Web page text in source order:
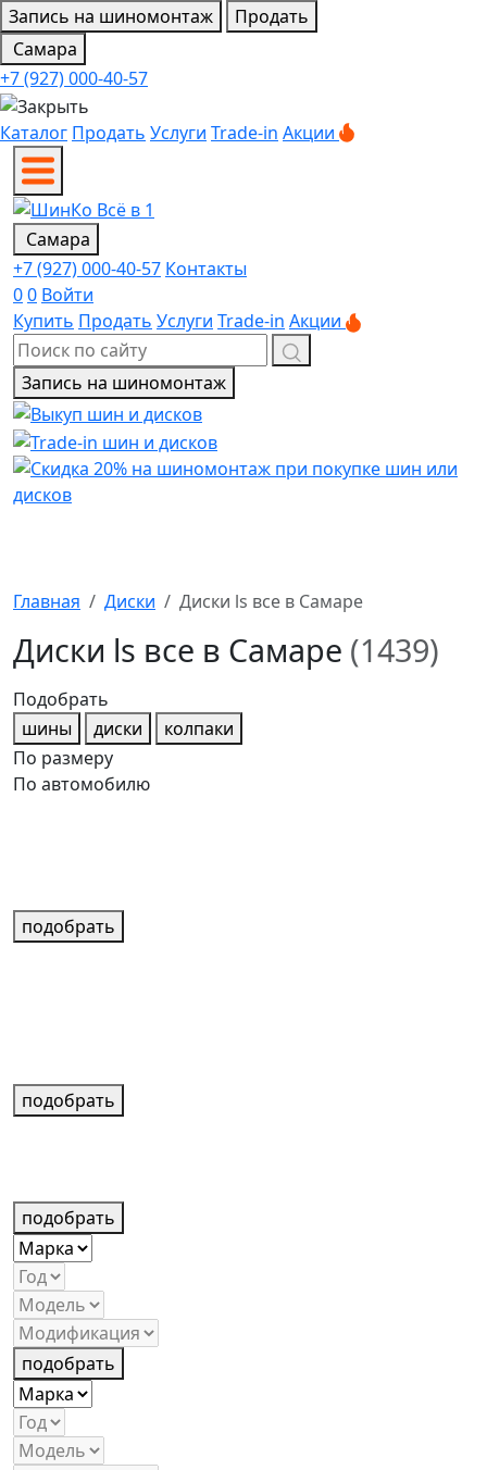
Запись на шиномонтаж
Продать
Самара
+7 (927) 000-40-57
Каталог Продать Услуги Trade-in Акции
Самара
+7 (927) 000-40-57 Контакты
00 Войти
Купить Продать Услуги Trade-in Акции
Запись на шиномонтаж
Главная Диски Диски ls все в Самаре
Диски ls все в Самаре (1439)
Подобрать
шины
диски
колпаки
По размеру
По автомобилю
подобрать
подобрать
подобрать
подобрать